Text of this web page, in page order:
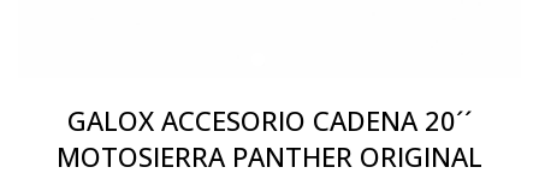
GALOX ACCESORIO CADENA 20´´
MOTOSIERRA PANTHER ORIGINAL
Ferretería